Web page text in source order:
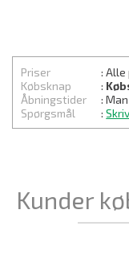
Priser
: Alle
Købsknap
:
Åbningstider
:
Spørgsmål
:
Kunder